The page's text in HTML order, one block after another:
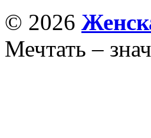
© 2026
Мечтать –